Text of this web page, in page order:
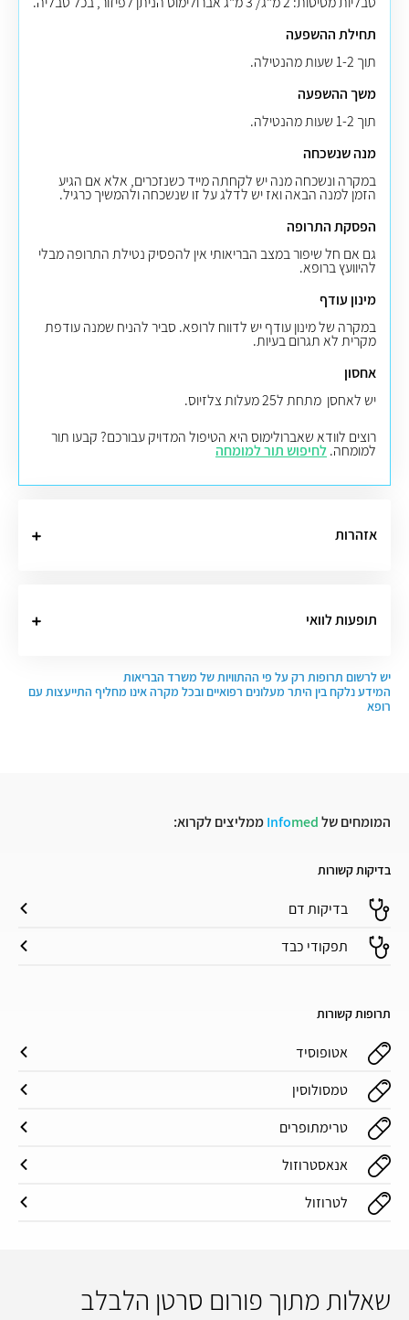
תחילת ההשפעה
תוך 1-2 שעות מהנטילה.
משך ההשפעה
תוך 1-2 שעות מהנטילה.
מנה שנשכחה
במקרה ונשכחה מנה יש לקחתה מייד כשנזכרים, אלא אם הגיע
הזמן למנה הבאה ואז יש לדלג על זו שנשכחה ולהמשיך כרגיל.
הפסקת התרופה
גם אם חל שיפור במצב הבריאותי אין להפסיק נטילת התרופה מבלי
להיוועץ ברופא.
מינון עודף
במקרה של מינון עודף יש לדווח לרופא. סביר להניח שמנה עודפת
מקרית לא תגרום בעיות.
אחסון
יש לאחסן מתחת ל25 מעלות צלזיוס
.
רוצים לוודא שאברולימוס היא הטיפול המדויק עבורכם? קבעו תור
למומחה.לחיפוש תור למומחה
אזהרות
תופעות לוואי
יש לרשום תרופות רק על פי ההתוויות של משרד הבריאות
המידע נלקח בין היתר מעלונים רפואיים ובכל מקרה אינו מחליף התייעצות עם
רופא
המומחים של Infomed ממליצים לקרוא:
בדיקות קשורות
בדיקות דם
תפקודי כבד
תרופות קשורות
אטופוסיד
טמסולוסין
טרימתופרים
אנאסטרוזול
לטרוזול
שאלות מתוך פורום סרטן הלבלב